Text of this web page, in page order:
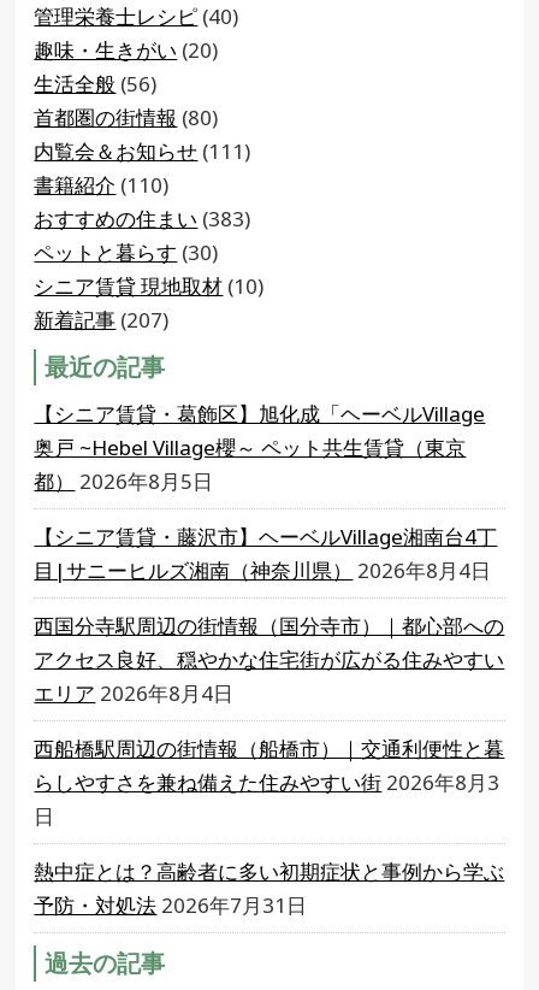
管理栄養士レシピ (40)
趣味・生きがい (20)
生活全般 (56)
首都圏の街情報 (80)
内覧会＆お知らせ (111)
書籍紹介 (110)
おすすめの住まい (383)
ペットと暮らす (30)
シニア賃貸 現地取材 (10)
新着記事 (207)
最近の記事
【シニア賃貸・葛飾区】旭化成「ヘーベルVillage
奥戸 ~Hebel Village櫻～ ペット共生賃貸（東京
都）
2026年8月5日
【シニア賃貸・藤沢市】ヘーベルVillage湘南台4丁
目|サニーヒルズ湘南（神奈川県）
2026年8月4日
西国分寺駅周辺の街情報（国分寺市）｜都心部への
アクセス良好、穏やかな住宅街が広がる住みやすい
エリア 2026年8月4日
西船橋駅周辺の街情報（船橋市）｜交通利便性と暮
らしやすさを兼ね備えた住みやすい街 2026年8月3
日
熱中症とは？高齢者に多い初期症状と事例から学ぶ
予防・対処法 2026年7月31日
過去の記事